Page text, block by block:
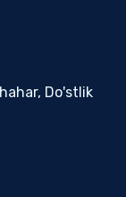
Do'stlik